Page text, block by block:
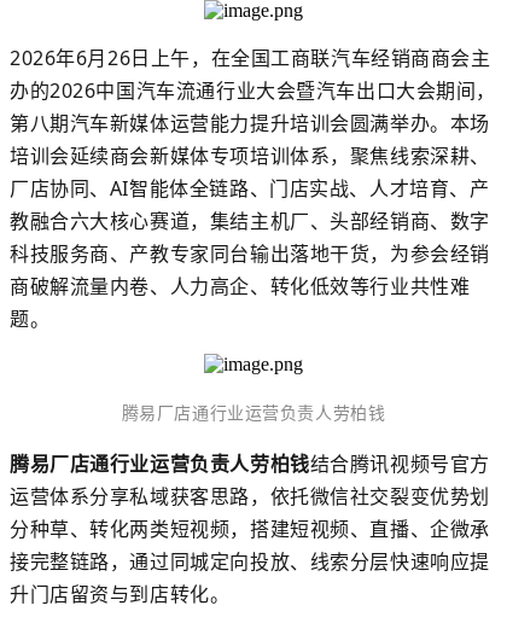
2026年6月26日上午，在全国工商联汽车经销商商会主
办的2026中国汽车流通行业大会暨汽车出口大会期间，
第八期汽车新媒体运营能力提升培训会圆满举办。本场
培训会延续商会新媒体专项培训体系，聚焦线索深耕、
厂店协同、AI智能体全链路、门店实战、人才培育、产
教融合六大核心赛道，集结主机厂、头部经销商、数字
科技服务商、产教专家同台输出落地干货，为参会经销
商破解流量内卷、人力高企、转化低效等行业共性难
题。
腾易厂店通行业运营负责人劳柏钱
腾易厂店通行业运营负责人劳柏钱结合腾讯视频号官方
运营体系分享私域获客思路，依托微信社交裂变优势划
分种草、转化两类短视频，搭建短视频、直播、企微承
接完整链路，通过同城定向投放、线索分层快速响应提
升门店留资与到店转化。